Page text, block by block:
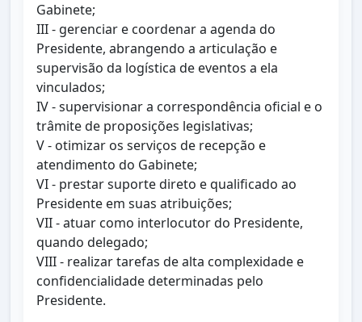
Gabinete;
III - gerenciar e coordenar a agenda do
Presidente, abrangendo a articulação e
supervisão da logística de eventos a ela
vinculados;
IV - supervisionar a correspondência oficial e o
trâmite de proposições legislativas;
V - otimizar os serviços de recepção e
atendimento do Gabinete;
VI - prestar suporte direto e qualificado ao
Presidente em suas atribuições;
VII - atuar como interlocutor do Presidente,
quando delegado;
VIII - realizar tarefas de alta complexidade e
confidencialidade determinadas pelo
Presidente.